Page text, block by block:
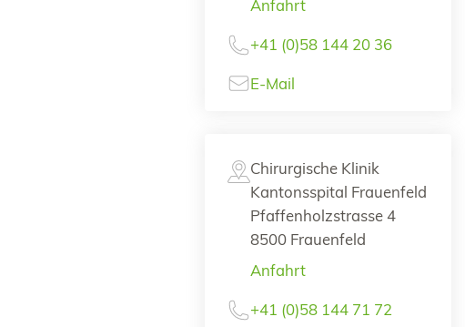
Anfahrt
+41 (0)58 144 20 36
E-Mail
Chirurgische Klinik
Kantonsspital Frauenfeld
Pfaffenholzstrasse 4
8500 Frauenfeld
Anfahrt
+41 (0)58 144 71 72